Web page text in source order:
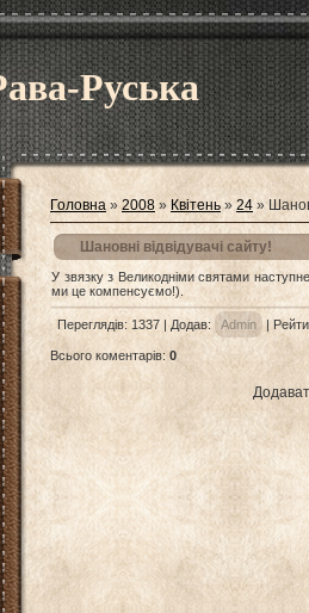
Руська
Головна » 2008 » Квітень » 24 »
Шановні відвідувачі сайту!
У звязку з Великодніми святами
ми це компенсуємо!).
Переглядів: 1337 | Додав: Admin |
Всього коментарів: 0